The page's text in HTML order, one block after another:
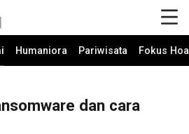
Humaniora Pariwisata Fokus
dan cara